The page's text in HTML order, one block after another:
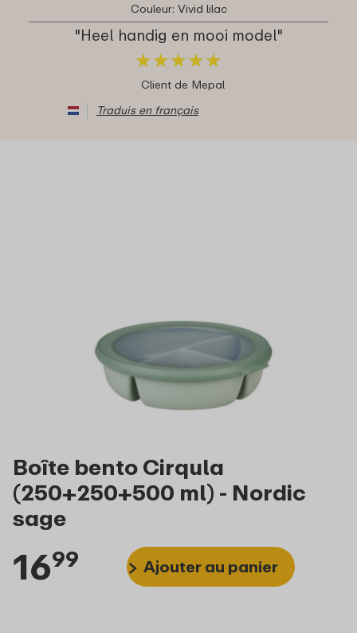
Couleur: Vivid lilac
"Heel handig en mooi model"
★★★★★
★★★★★
Client de Mepal
Traduis en français
Boîte bento Cirqula
(250+250+500 ml) - Nordic
sage
1699 Ajouter au panier